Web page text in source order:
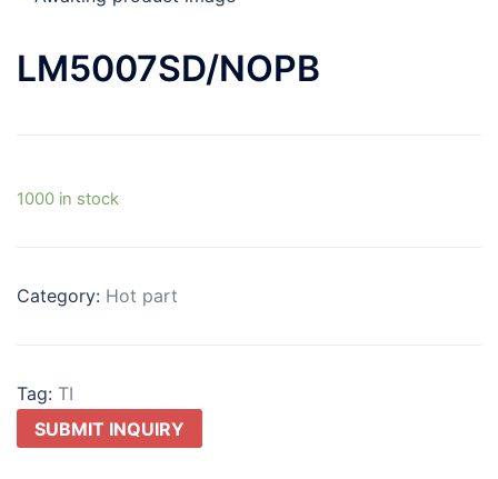
LM5007SD/NOPB
1000 in stock
Category: Hot part
Tag: TI
SUBMIT INQUIRY